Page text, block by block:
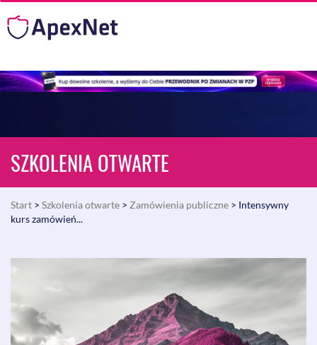
Start > Szkolenia otwarte > Zamówienia publiczne > Intensywny
kurs zamówień...
SZKOLENIA OTWARTE